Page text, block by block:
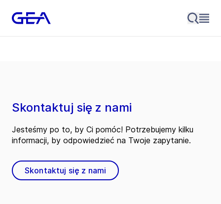
Skontaktuj się z nami
Jesteśmy po to, by Ci pomóc! Potrzebujemy kilku
informacji, by odpowiedzieć na Twoje zapytanie.
Skontaktuj się z nami